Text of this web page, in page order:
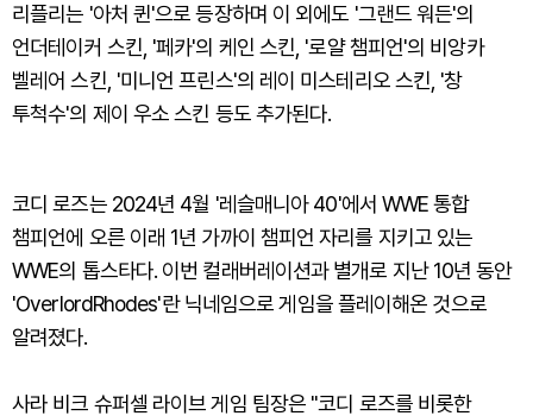
리플리는 '아처 퀸'으로 등장하며 이 외에도 '그랜드 워든'의
언더테이커 스킨, '페카'의 케인 스킨, '로얄 챔피언'의 비앙카
벨레어 스킨, '미니언 프린스'의 레이 미스테리오 스킨, '창
투척수'의 제이 우소 스킨 등도 추가된다.
코디 로즈는 2024년 4월 '레슬매니아 40'에서 WWE 통합
챔피언에 오른 이래 1년 가까이 챔피언 자리를 지키고 있는
WWE의 톱스타다. 이번 컬래버레이션과 별개로 지난 10년 동안
'OverlordRhodes'란 닉네임으로 게임을 플레이해온 것으로
알려졌다.
사라 비크 슈퍼셀 라이브 게임 팀장은 "코디 로즈를 비롯한